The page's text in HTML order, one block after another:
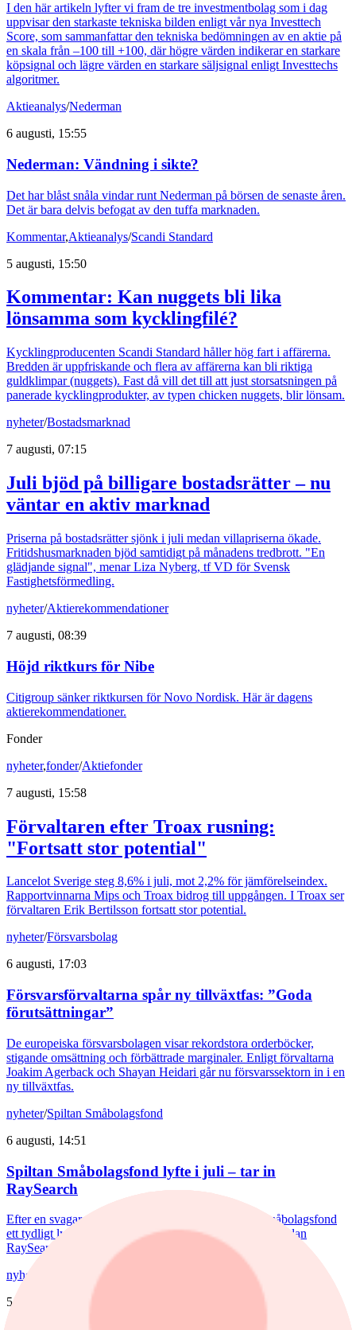
I den här artikeln lyfter vi fram de tre investmentbolag som i dag
uppvisar den starkaste tekniska bilden enligt vår nya Investtech
Score, som sammanfattar den tekniska bedömningen av en aktie på
en skala från –100 till +100, där högre värden indikerar en starkare
köpsignal och lägre värden en starkare säljsignal enligt Investtechs
algoritmer.
Aktieanalys/Nederman
6 augusti, 15:55
Nederman: Vändning i sikte?
Det har blåst snåla vindar runt Nederman på börsen de senaste åren.
Det är bara delvis befogat av den tuffa marknaden.
Kommentar,Aktieanalys/Scandi Standard
5 augusti, 15:50
Kommentar: Kan nuggets bli lika
lönsamma som kycklingfilé?
Kycklingproducenten Scandi Standard håller hög fart i affärerna.
Bredden är uppfriskande och flera av affärerna kan bli riktiga
guldklimpar (nuggets). Fast då vill det till att just storsatsningen på
panerade kycklingprodukter, av typen chicken nuggets, blir lönsam.
nyheter/Bostadsmarknad
7 augusti, 07:15
Juli bjöd på billigare bostadsrätter – nu
väntar en aktiv marknad
Priserna på bostadsrätter sjönk i juli medan villapriserna ökade.
Fritidshusmarknaden bjöd samtidigt på månadens tredbrott. "En
glädjande signal", menar Liza Nyberg, tf VD för Svensk
Fastighetsförmedling.
nyheter/Aktierekommendationer
7 augusti, 08:39
Höjd riktkurs för Nibe
Citigroup sänker riktkursen för Novo Nordisk. Här är dagens
aktierekommendationer.
Fonder
nyheter,fonder/Aktiefonder
7 augusti, 15:58
Förvaltaren efter Troax rusning:
"Fortsatt stor potential"
Lancelot Sverige steg 8,6% i juli, mot 2,2% för jämförelseindex.
Rapportvinnarna Mips och Troax bidrog till uppgången. I Troax ser
förvaltaren Erik Bertilsson fortsatt stor potential.
nyheter/Försvarsbolag
6 augusti, 17:03
Försvarsförvaltarna spår ny tillväxtfas: ”Goda
förutsättningar”
De europeiska försvarsbolagen visar rekordstora orderböcker,
stigande omsättning och förbättrade marginaler. Enligt förvaltarna
Joakim Agerback och Shayan Heidari går nu försvarssektorn in i en
ny tillväxtfas.
nyheter/Spiltan Småbolagsfond
6 augusti, 14:51
Spiltan Småbolagsfond lyfte i juli – tar in
RaySearch
Efter en svagare utveckling hittills i år fick Spiltan Småbolagsfond
ett tydligt lyft i juli. Mips bidrog mest till uppgången, medan
RaySearch Laboratories är ett nytt innehav i fonden.
nyheter
Aktiefonder
5 augusti, 15:06